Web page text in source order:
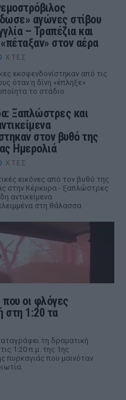
αγώνες στίβου
– Τραπέζια και
στον αέρα
ΧΤΕΣ
εκσφενδονίστηκαν από τις
όταν η δίνη «έπληξε»
το στάδιο
Ξαπλώστρες και
στον βυθό της
Ημερολιά
ΧΤΕΣ
εικόνες από τον βυθό της
στην Κέρκυρα - ξαπλώστρες
αντικείμενα
στη θάλασσα
οι φλόγες
στη 1:20 τα
τη δραματική
1:20 π.μ. της 1ης
πυρκαγιάς που μαινόταν